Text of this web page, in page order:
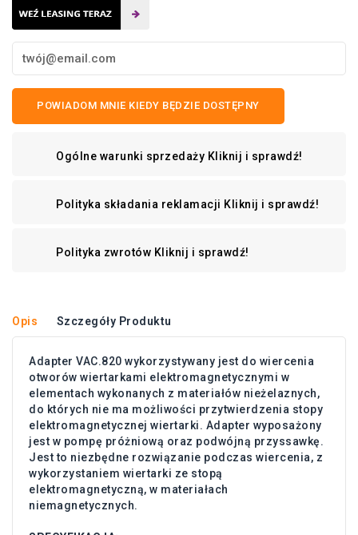
POWIADOM MNIE KIEDY BĘDZIE DOSTĘPNY
Ogólne warunki sprzedaży Kliknij i sprawdź!
Polityka składania reklamacji Kliknij i sprawdź!
Polityka zwrotów Kliknij i sprawdź!
Opis Szczegóły Produktu
Adapter VAC.820 wykorzystywany jest do wiercenia
otworów wiertarkami elektromagnetycznymi w
elementach wykonanych z materiałów nieżelaznych,
do których nie ma możliwości przytwierdzenia stopy
elektromagnetycznej wiertarki. Adapter wyposażony
jest w pompę próżniową oraz podwójną przyssawkę.
Jest to niezbędne rozwiązanie podczas wiercenia, z
wykorzystaniem wiertarki ze stopą
elektromagnetyczną, w materiałach
niemagnetycznych.